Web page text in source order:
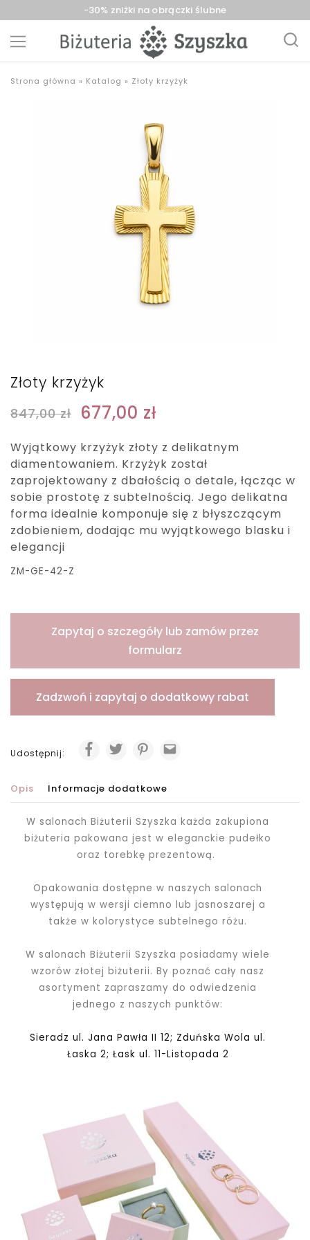
-30% zniżki na obrączki ślubne
Szyszka
z
Strona główna » Katalog » Złoty krzyżyk
Złoty krzyżyk
847,00zł 677,00 zł
Wyjątkowy krzyżyk złoty z delikatnym
diamentowaniem. Krzyżyk został
zaprojektowany z dbałością o detale, łącząc w
sobie prostotę z subtelnością. Jego delikatna
forma idealnie komponuje się z błyszczącym
zdobieniem, dodając mu wyjątkowego blasku i
elegancji
ZM-GE-42-Z
Zapytaj o szczegóły lub zamów przez
formularz
Zadzwoń i zapytaj o dodatkowy rabat
Udostępnij:
Opis Informacje dodatkowe
W salonach Biżuterii Szyszka każda zakupiona
biżuteria pakowana jestw eleganckie pudełko
oraz torebkę prezentową.
Opakowania dostępne w naszych salonach
występują w wersji ciemno lub jasnoszarej a
także w kolorystyce subtelnego różu.
W salonach Biżuterii Szyszka posiadamy wiele
wzorów złotej biżuterii. By poznać cały nasz
asortyment zapraszamy do odwiedzenia
jednego z naszych punktów:
Sieradz ul. Jana Pawła II 12; Zduńska Wola ul.
Łaska 2; Łask ul. 11-Listopada 2